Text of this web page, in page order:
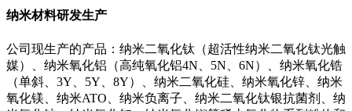
纳米材料研发生产
公司现生产的产品：纳米二氧化钛（超活性纳米二氧化钛光触
媒）、纳米氧化铝（高纯氧化铝4N、5N、6N）、纳米氧化锆
（单斜、3Y、5Y、8Y）、纳米二氧化硅、纳米氧化锌、纳米
氧化镁、纳米ATO、纳米负离子、纳米二氧化钛银抗菌剂、纳